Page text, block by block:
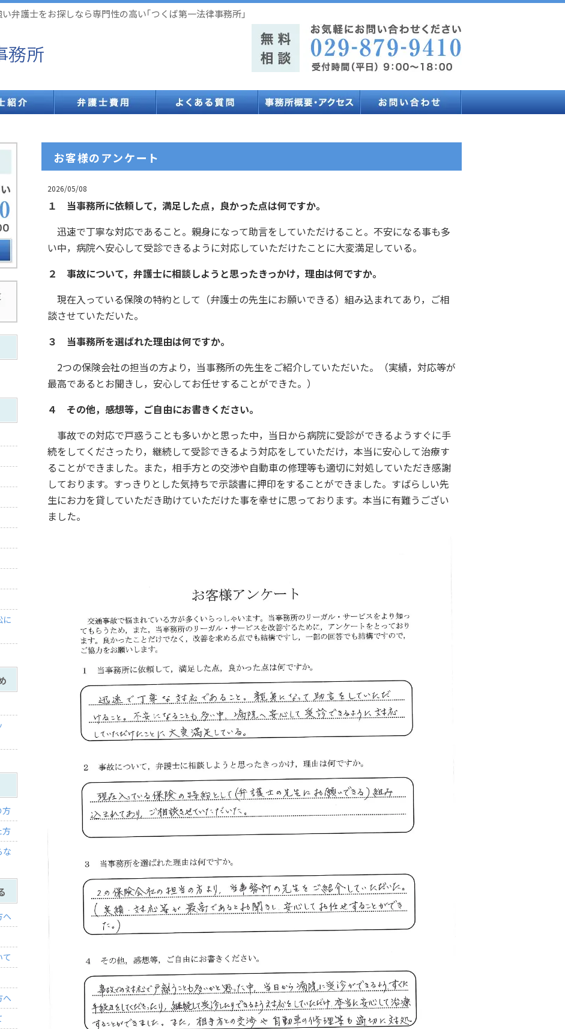
弁護士をお探しなら専門性の高い｢つくば第一法律事務所｣
お客様のアンケート
2026/05/08
１ 当事務所に依頼して，満足した点，良かった点は何ですか。
迅速で丁寧な対応であること。親身になって助言をしていただけること。不安になる事も多
い中，病院へ安心して受診できるように対応していただけたことに大変満足している。
２ 事故について，弁護士に相談しようと思ったきっかけ，理由は何ですか。
現在入っている保険の特約として（弁護士の先生にお願いできる）組み込まれてあり，ご相
談させていただいた。
３ 当事務所を選ばれた理由は何ですか。
2つの保険会社の担当の方より，当事務所の先生をご紹介していただいた。（実績，対応等が
最高であるとお聞きし，安心してお任せすることができた。）
４ その他，感想等，ご自由にお書きください。
事故での対応で戸惑うことも多いかと思った中，当日から病院に受診ができるようすぐに手
続をしてくださったり，継続して受診できるよう対応をしていただけ，本当に安心して治療す
ることができました。また，相手方との交渉や自動車の修理等も適切に対処していただき感謝
しております。すっきりとした気持ちで示談書に押印をすることができました。すばらしい先
生にお力を貸していただき助けていただけた事を幸せに思っております。本当に有難うござい
ました。
に
方
方
な
へ
へ